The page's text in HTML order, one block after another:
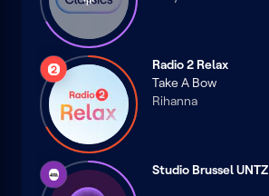
Radio
2
Radio 2 Relax
Take A Bow
Rihanna
Studio
Brussel
Studio Brussel UNTZ